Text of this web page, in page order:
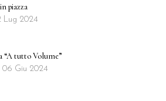
piazza
Lug 2024
“A tutto Volume”
06 Giu 2024